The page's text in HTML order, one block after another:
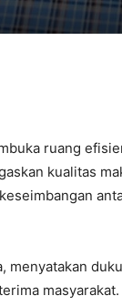
ruang
kualitas
, menyatakan
masyarakat.